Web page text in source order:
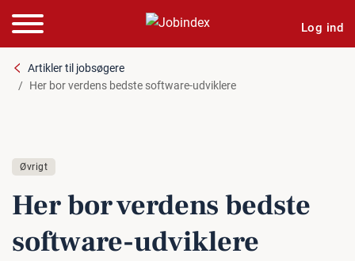
Log ind
Artikler til jobsøgere
Her bor verdens bedste software-udviklere
Øvrigt
Her bor verdens bedste
software-udviklere